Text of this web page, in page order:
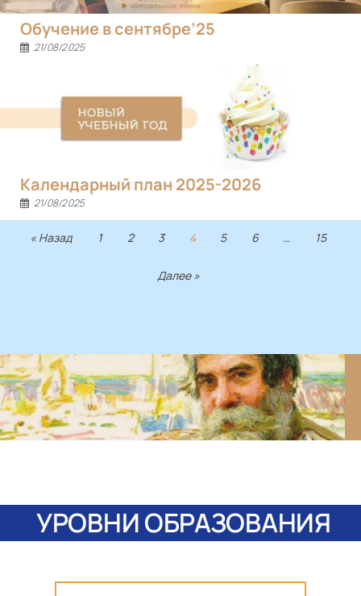
Обучение в сентябре’25
21/08/2025
Календарный план 2025-2026
21/08/2025
« Назад 1 2 3 4 5 6 … 15
Далее »
УРОВНИ ОБРАЗОВАНИЯ